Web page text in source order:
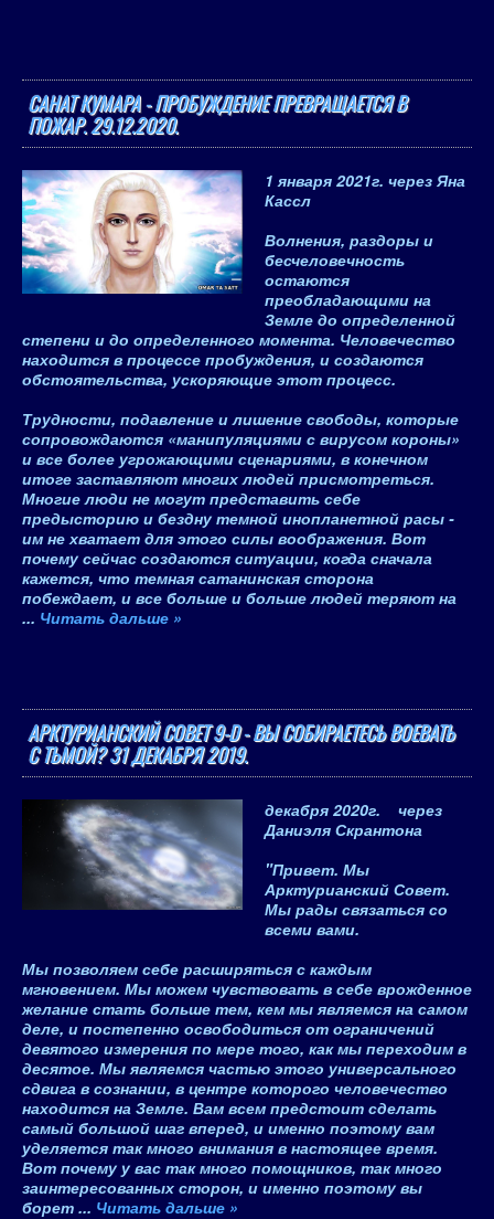
САНАТ КУМАРА - ПРОБУЖДЕНИЕ ПРЕВРАЩАЕТСЯ В
ПОЖАР. 29.12.2020.
1 января 2021г. через Яна
Кассл
Волнения, раздоры и
бесчеловечность
остаются
преобладающими на
Земле до определенной
степени и до определенного момента. Человечество
находится в процессе пробуждения, и создаются
обстоятельства, ускоряющие этот процесс.
Трудности, подавление и лишение свободы, которые
сопровождаются «манипуляциями с вирусом короны»
и все более угрожающими сценариями, в конечном
итоге заставляют многих людей присмотреться.
Многие люди не могут представить себе
предысторию и бездну темной инопланетной расы -
им не хватает для этого силы воображения. Вот
почему сейчас создаются ситуации, когда сначала
кажется, что темная сатанинская сторона
побеждает, и все больше и больше людей теряют на
... Читать дальше »
АРКТУРИАНСКИЙ СОВЕТ 9-D - ВЫ СОБИРАЕТЕСЬ ВОЕВАТЬ
С ТЬМОЙ? 31 ДЕКАБРЯ 2019.
декабря 2020г.
через
Даниэля Скрантона
"Привет. Мы
Арктурианский Совет.
Мы рады связаться со
всеми вами.
Мы позволяем себе расширяться с каждым
мгновением. Мы можем чувствовать в себе врожденное
желание стать больше тем, кем мы являемся на самом
деле, и постепенно освободиться от ограничений
девятого измерения по мере того, как мы переходим в
десятое. Мы являемся частью этого универсального
сдвига в сознании, в центре которого человечество
находится на Земле. Вам всем предстоит сделать
самый большой шаг вперед, и именно поэтому вам
уделяется так много внимания в настоящее время.
Вот почему у вас так много помощников, так много
заинтересованных сторон, и именно поэтому вы
борет ... Читать дальше »